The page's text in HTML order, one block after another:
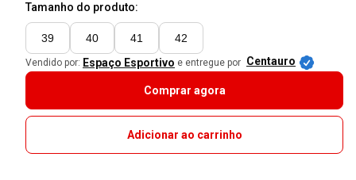
Tamanho do produto:
39 40 41 42
Vendido por: Espaço Esportivo e entregue por Centauro
Comprar agora
Adicionar ao carrinho